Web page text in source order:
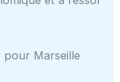
pour Marseille